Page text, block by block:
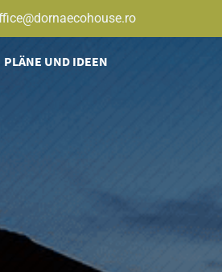
PLÄNE UND IDEEN